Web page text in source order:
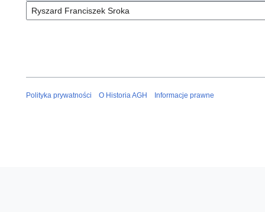
Polityka prywatności O Historia AGH Informacje prawne